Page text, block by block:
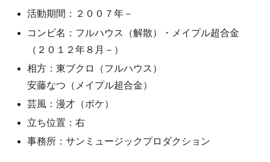
活動期間：２００７年－
コンビ名：フルハウス（解散）・メイプル超合金
（２０１２年８月－）
相方：東ブクロ（フルハウス）
安藤なつ（メイプル超合金）
芸風：漫才（ボケ）
立ち位置：右
事務所：サンミュージックプロダクション